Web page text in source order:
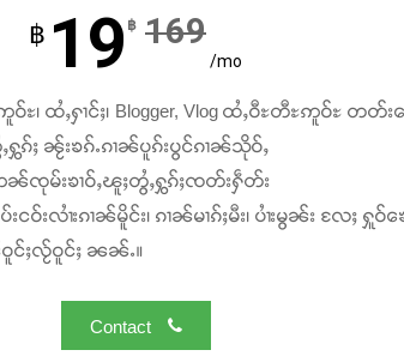
฿ 19 ฿ 169
/mo
ဝ်ႊ၊ ထႆႇႁၢင်ႈ၊ Blogger, Vlog ထႆႇဝီႊတီႊဢူဝ်ႊ တ
ၵ်ႈ ၼႂ်းၶၵ်ႉၵၢၼ်ပူၵ်းပွင်ၵၢၼ်သိုဝ်ႇ
ဢၼ်ၸုမ်းၶၢဝ်ႇၽူႈတွႆႇႁွၵ်ႈၸတ်းႁဵတ်း
ဝ်းလၢႆးၵၢၼ်မိူင်း၊ ၵၢၼ်မၢၵ်ႈမီး၊ ပၢႆးမွၼ်း လႄႈ ႁူဝ်
င်ႈလႂ်ဝူင်ႈ ၼၼ်ႉ။
Contact